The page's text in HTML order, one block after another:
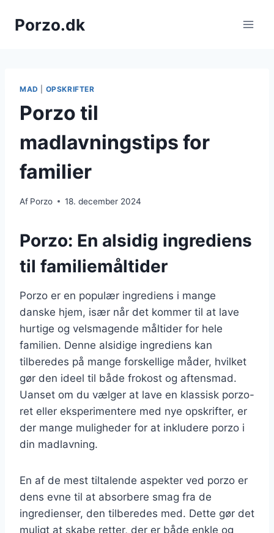
Porzo.dk
MAD OPSKRIFTER
Porzo til
madlavningstips for
familier
Af Porzo 18. december 2024
Porzo: En alsidig ingrediens
til familiemåltider
Porzo er en populær ingrediens i mange
danske hjem, især når det kommer til at lave
hurtige og velsmagende måltider for hele
familien. Denne alsidige ingrediens kan
tilberedes på mange forskellige måder, hvilket
gør den ideel til både frokost og aftensmad.
Uanset om du vælger at lave en klassisk porzo-
ret eller eksperimentere med nye opskrifter, er
der mange muligheder for at inkludere porzo i
din madlavning.
En af de mest tiltalende aspekter ved porzo er
dens evne til at absorbere smag fra de
ingredienser, den tilberedes med. Dette gør det
muligt at skabe retter, der er både enkle og